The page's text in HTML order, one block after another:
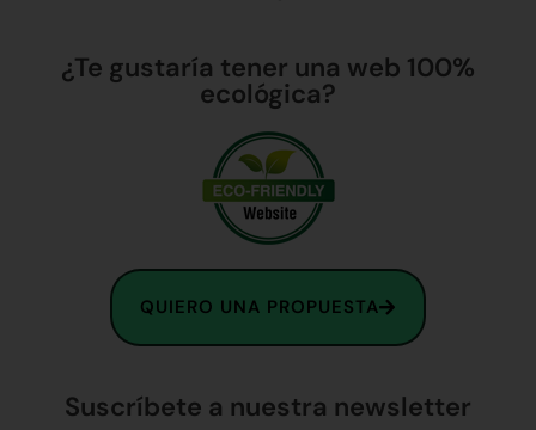
¿Te gustaría tener una web 100%
ecológica?
QUIERO UNA PROPUESTA
Suscríbete a nuestra newsletter